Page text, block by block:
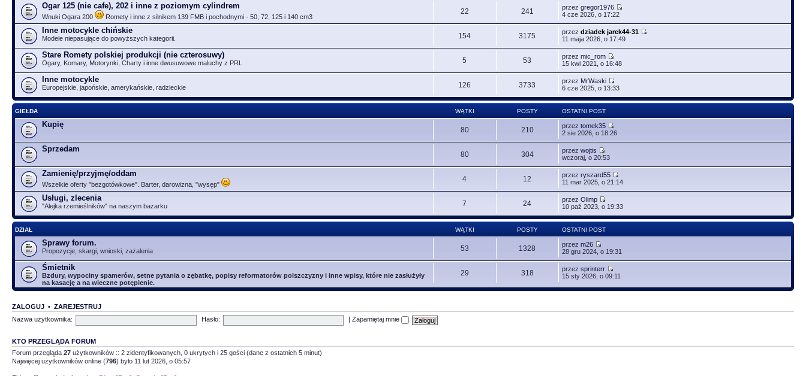
Ogar 125 (nie cafe), 202 i inne z poziomym cylindrem
Wnuki Ogara 200 Romety i inne z silnikem 139 FMB i pochodnymi - 50, 72, 125 i 140 cm3
22 241 przezgregor1976
4 cze 2026, o 17:22
Inne motocykle chińskie
Modele niepasujące do powyższych kategorii. 154 3175 przezdziadek jarek44-31
11 maja 2026, o 17:49
Stare Romety polskiej produkcji (nie czterosuwy)
Ogary, Komary, Motorynki, Charty i inne dwusuwowe maluchy z PRL 5 53 przezmic_rom
15 kwi 2021, o 16:48
Inne motocykle
Europejskie, japońskie, amerykańskie, radzieckie 126 3733 przez MrWaski
6 cze 2025, o 13:33
GIEŁDA WĄTKI POSTY OSTATNI POST
Kupię
80 210 przeztomek35
2 sie 2026, o 18:26
Sprzedam
80 304 przezwojtis
wczoraj, o 20:53
Zamienię/przyjmę/oddam
Wszelkie oferty "bezgotówkowe". Barter, darowizna, "wysęp"
4 12 przezryszard55
11 mar 2025, o 21:14
Usługi, zlecenia
"Alejka rzemieślników" na naszym bazarku 7 24 przezOlimp
10 paź 2023, o 19:33
DZIAŁ WĄTKI POSTY OSTATNI POST
Sprawy forum.
Propozycje, skargi, wnioski, zażalenia 53 1328 przezm26
28 gru 2024, o 19:31
Śmietnik
Bzdury, wypociny spamerów, setne pytania o zębatkę, popisy reformatorów polszczyzny i inne wpisy, które nie zasłużyły
na kasację a na wieczne potępienie.
29 318 przezsprinterr
15 sty 2026, o 09:11
ZALOGUJ • ZAREJESTRUJ
Nazwa użytkownika:
Hasło: |Zapamiętaj mnie
KTO PRZEGLĄDA FORUM
Forum przegląda 27 użytkowników :: 2 zidentyfikowanych, 0 ukrytych i 25 gości (dane z ostatnich 5 minut)
Najwięcej użytkowników online (796) było 11 lut 2026, o 05:57